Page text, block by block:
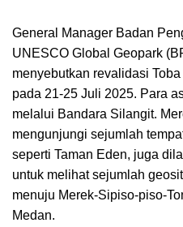
General Manager Badan
UNESCO Global Geopark
menyebutkan revalidasi
pada 21-25 Juli 2025. Para
melalui Bandara Silangit.
mengunjungi sejumlah
seperti Taman Eden, juga
untuk melihat sejumlah
menuju Merek-Sipiso-piso-
Medan.